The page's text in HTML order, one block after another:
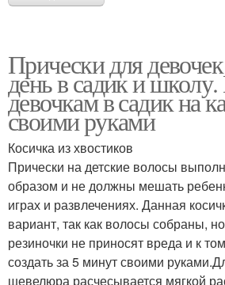
Прически для
день в садик и
девочкам в садик на
своими руками
Косичка из хвостиков
Прически на детские волосы
образом и не должны мешать
играх и развлечениях. Данная
вариант, так как волосы собраны,
резиночки не приносят вреда и к
создать за 5 минут своими
шевелюра расчесывается мягкой